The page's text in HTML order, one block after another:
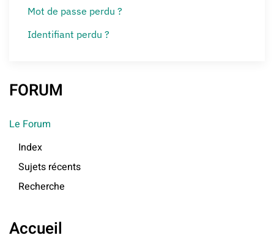
Mot de passe perdu ?
Identifiant perdu ?
FORUM
Le Forum
Index
Sujets récents
Recherche
Accueil